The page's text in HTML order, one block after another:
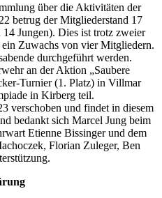
über die Aktivitäten der
betrug der Mitgliederstand 17
Jungen). Dies ist trotz zweier
Zuwachs von vier Mitgliedern.
durchgeführt werden.
an der Aktion „Saubere
Turnier (1. Platz) in Villmar
in Kirberg teil.
verschoben und findet in diesem
bedankt sich Marcel Jung beim
Etienne Bissinger und dem
Florian Zuleger, Ben